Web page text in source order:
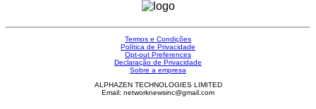
Termos e Condições
Política de Privacidade
Opt-out Preferences
Declaração de Privacidade
Sobre a empresa
ALPHAZEN TECHNOLOGIES LIMITED
Email: networknewsinc@gmail.com